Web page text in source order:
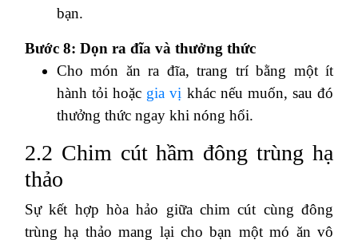
bạn.
Bước 8: Dọn ra đĩa và thưởng thức
Cho món ăn ra đĩa, trang trí bằng một ít
hành tỏi hoặc gia vị khác nếu muốn, sau đó
thưởng thức ngay khi nóng hổi.
2.2 Chim cút hầm đông trùng hạ
thảo
Sự kết hợp hòa hảo giữa chim cút cùng đông
trùng hạ thảo mang lại cho bạn một mó ăn vô